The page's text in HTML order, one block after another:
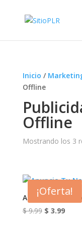
Inicio /
Offline
Offline
Mostrando los 3
¡Oferta!
Anuncia Tu
$9.99 El
$ 3.99El